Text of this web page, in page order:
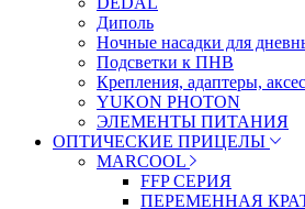
Диполь
Ночные насадки для
Подсветки к ПНВ
Крепления, адаптеры,
YUKON PHOTON
ЭЛЕМЕНТЫ ПИТАНИЯ
ОПТИЧЕСКИЕ ПРИЦЕЛЫ
MARCOOL
FFP СЕРИЯ
ПЕРЕМЕННАЯ